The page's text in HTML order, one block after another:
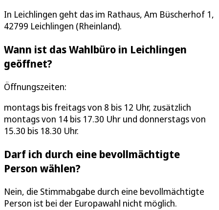
In Leichlingen geht das im Rathaus, Am Büscherhof 1,
42799 Leichlingen (Rheinland).
Wann ist das Wahlbüro in Leichlingen
geöffnet?
Öffnungszeiten:
montags bis freitags von 8 bis 12 Uhr, zusätzlich
montags von 14 bis 17.30 Uhr und donnerstags von
15.30 bis 18.30 Uhr.
Darf ich durch eine bevollmächtigte
Person wählen?
Nein, die Stimmabgabe durch eine bevollmächtigte
Person ist bei der Europawahl nicht möglich.